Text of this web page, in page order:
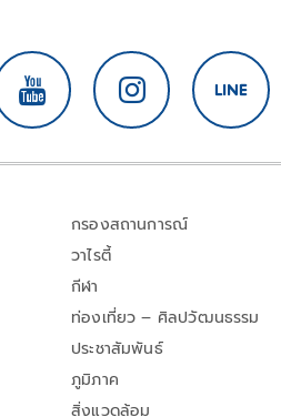
กรองสถานการณ์
วาไรตี้
กีฬา
ท่องเที่ยว – ศิลปวัฒนธรรม
ประชาสัมพันธ์
ภูมิภาค
สิ่งแวดล้อม